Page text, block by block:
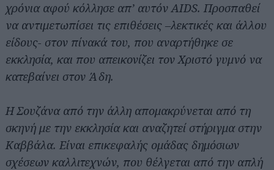
χρόνια αφού κόλλησε απ’ αυτόν AIDS. Προσπαθεί
να αντιμετωπίσει τις επιθέσεις –λεκτικές και άλλου
είδους- στον πίνακά του, που αναρτήθηκε σε
εκκλησία, και που απεικονίζει τον Χριστό γυμνό να
κατεβαίνει στον Άδη.
Η Σουζάνα από την άλλη απομακρύνεται από τη
σκηνή με την εκκλησία και αναζητεί στήριγμα στην
Καββάλα. Είναι επικεφαλής ομάδας δημόσιων
σχέσεων καλλιτεχνών, που θέλγεται από την απλή